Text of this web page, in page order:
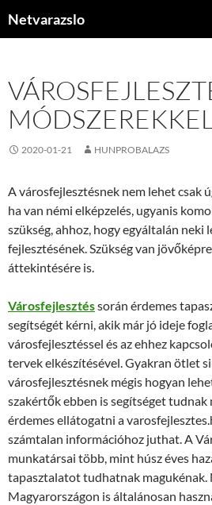
Netvarazslo
MÓDSZEREKKEL
2020-01-21 HUNPROBALAZS
A városfejlesztésnek nem lehet csak
ha van némi elképzelés, ugyanis
szükség, ahhoz, hogy egyáltalán neki
fejlesztésének. Szükség van
áttekintésére is.
Városfejlesztéssorán érdemes
segítségét kérni, akik már jó ideje
városfejlesztéssel és az ehhez
tervek elkészítésével. Gyakran ötlet
városfejlesztésnek mégis hogyan
szakértők ebben is segítséget
érdemes ellátogatni a
számtalan információhoz juthat. A
munkatársai több, mint húsz éves
tapasztalatot tudhatnak magukénak.
Magyarországon is általánosan